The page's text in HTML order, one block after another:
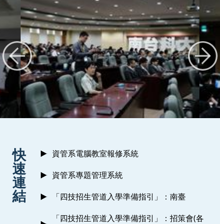
快
速
連
結
資管系電腦教室報修系統
資管系專題管理系統
「四技招生管道入學準備指引」：南臺
「四技招生管道入學準備指引」：招策會(各